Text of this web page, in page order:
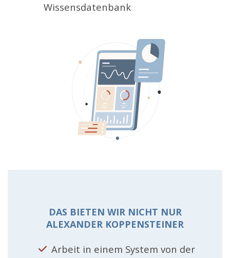
Wissensdatenbank
DAS BIETEN WIR NICHT NUR
ALEXANDER KOPPENSTEINER
Arbeit in einem System von der